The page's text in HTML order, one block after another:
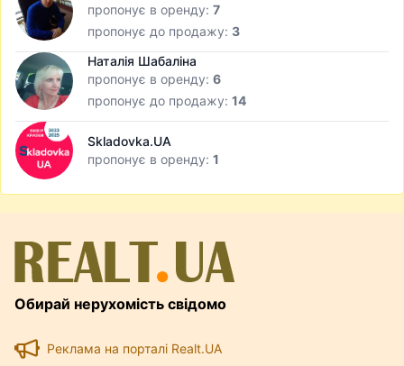
пропонує в оренду: 7
пропонує до продажу: 3
Наталія Шабаліна
пропонує в оренду: 6
пропонує до продажу: 14
Skladovka.UA
пропонує в оренду: 1
Обирай нерухомість свідомо
Реклама на порталі Realt.UA